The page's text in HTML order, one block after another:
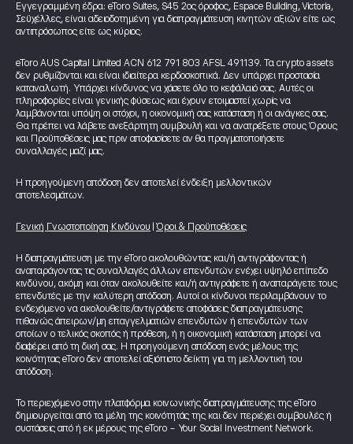
Εγγεγραμμένη έδρα: eToro Suites, S45 2ος όροφος, Espace Building, Victoria,
Σεϋχέλλες, είναι αδειοδοτημένη για διαπραγμάτευση κινητών αξιών είτε ως
αντιπρόσωπος είτε ως κύριος.
eToro AUS Capital Limited ACN 612 791 803 AFSL 491139. Τα crypto assets
δεν ρυθμίζονται και είναι ιδιαίτερα κερδοσκοπικά. Δεν υπάρχει προστασία
καταναλωτή. Υπάρχει κίνδυνος να χάσετε όλο το κεφάλαιό σας. Αυτές οι
πληροφορίες είναι γενικής φύσεως και έχουν ετοιμαστεί χωρίς να
λαμβάνονται υπόψη οι στόχοι, η οικονομική σας κατάσταση ή οι ανάγκες σας.
Θα πρέπει να λάβετε ανεξάρτητη συμβουλή και να ανατρέξετε στους Όρους
και Προϋποθέσεις μας πριν αποφασίσετε αν θα πραγματοποιήσετε
συναλλαγές μαζί μας.
Η προηγούμενη απόδοση δεν αποτελεί ένδειξη μελλοντικών
αποτελεσμάτων.
Γενική Γνωστοποίηση Κινδύνου Όροι & Προϋποθέσεις
Η διαπραγμάτευση με την eToro ακολουθώντας και/ή αντιγράφοντας ή
αναπαράγοντας τις συναλλαγές άλλων επενδυτών ενέχει υψηλό επίπεδο
κινδύνου, ακόμη και όταν ακολουθείτε και/ή αντιγράφετε ή αναπαράγετε τους
επενδυτές με την καλύτερη απόδοση. Αυτοί οι κίνδυνοι περιλαμβάνουν το
ενδεχόμενο να ακολουθείτε/αντιγράφετε αποφάσεις διαπραγμάτευσης
πιθανώς άπειρων/μη επαγγελματιών επενδυτών ή επενδυτών των
οποίων ο τελικός σκοπός ή πρόθεση, ή η οικονομική κατάσταση μπορεί να
διαφέρει από τη δική σας. Η προηγούμενη απόδοση ενός μέλους της
κοινότητας eToro δεν αποτελεί αξιόπιστο δείκτη για τη μελλοντική του
απόδοση.
Το περιεχόμενο στην πλατφόρμα κοινωνικής διαπραγμάτευσης της eToro
δημιουργείται από τα μέλη της κοινότητάς της και δεν περιέχει συμβουλές ή
συστάσεις από ή εκ μέρους της eToro - Your Social Investment Network.